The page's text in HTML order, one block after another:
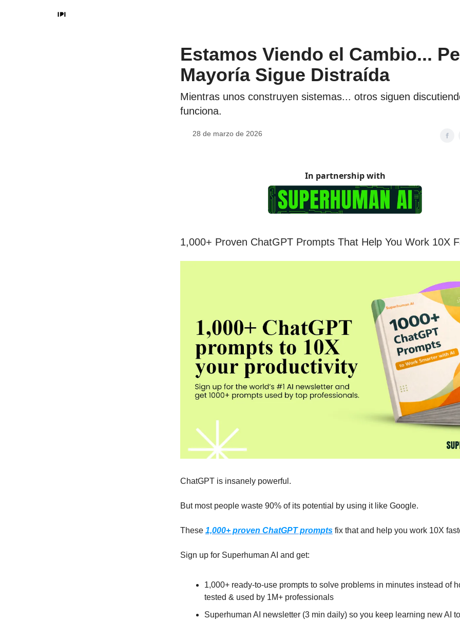
Estamos Viendo el Cambio...
Mayoría Sigue Distraída
Mientras unos construyen sistemas... otros siguen
funciona.
28 de marzo de 2026
In partnership with
1,000+ Proven ChatGPT Prompts That Help You Work 10X
ChatGPT is insanely powerful.
But most people waste 90% of its potential by using it like Google.
These 1,000+ proven ChatGPT prompts fix that and help you work 10X
Sign up for Superhuman AI and get:
1,000+ ready-to-use prompts to solve problems in minutes instead of
tested & used by 1M+ professionals
Superhuman AI newsletter (3 min daily) so you keep learning new AI